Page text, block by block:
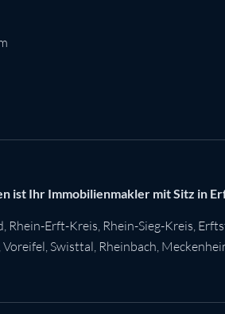
ist Ihr Immobilienmakler mit Sitz in
Rhein-Erft-Kreis Rhein-Sieg-Kreis
, Voreifel, Swisttal Rheinbach